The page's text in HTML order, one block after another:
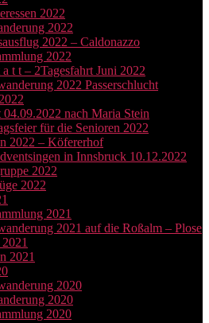
2022
2022
2022 – Caldonazzo
2022
t t – 2Tagesfahrt Juni 2022
2022 Passerschlucht
nach Maria Stein
für die Senioren 2022
2022 – Köfererhof
in Innsbruck 10.12.2022
2022
2022
2021
2021 auf die Roßalm – Plose
2021
2020
2020
2020